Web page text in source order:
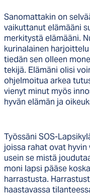
Sanomattakin on
vaikuttanut elämääni
merkitystä elämääni.
kurinalainen
tiedän sen olleen
tekijä. Elämäni olisi
ohjelmoitua arkea
vienyt minut myös
hyvän elämän ja
Työssäni SOS-
joissa rahat ovat hyvin
usein se mistä
moni lapsi pääse
harrastusta.
haastavassa